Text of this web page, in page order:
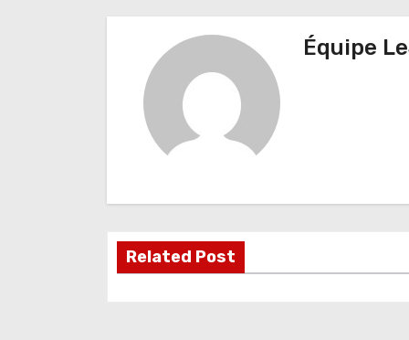
v
i
n
Équipe
Related Post